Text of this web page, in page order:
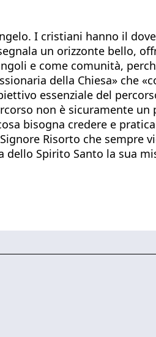
I cristiani hanno il
un orizzonte bello,
e come comunità,
della Chiesa»
essenziale del
non è sicuramente
bisogna credere e
Risorto che sempre
Spirito Santo la sua